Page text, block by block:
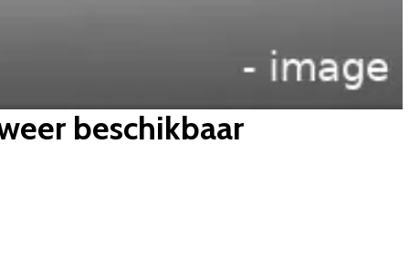
beschikbaar